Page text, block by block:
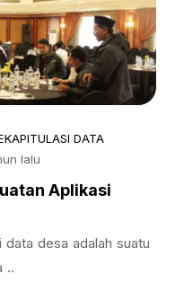
DATA
lalu
Aplikasi
data desa adalah suatu
..